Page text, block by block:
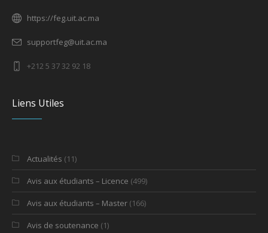
https://feg.uit.ac.ma
supportfeg@uit.ac.ma
+212 5 37 32 92 18
Liens Utiles
Actualités (11)
Avis aux étudiants – Licence (499)
Avis aux étudiants – Master (166)
Avis de soutenance (1)